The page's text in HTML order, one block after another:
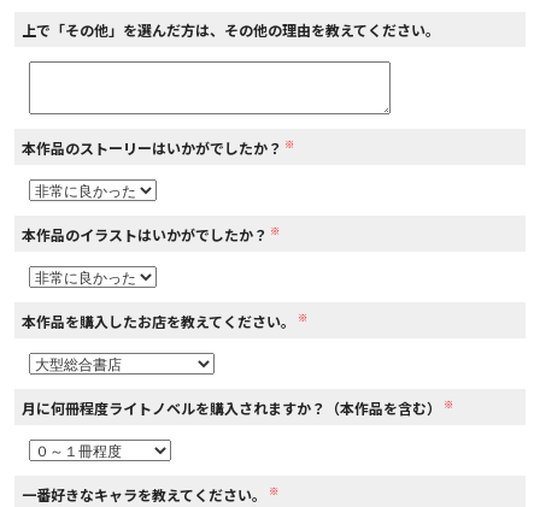
コミックパルフェ
閉じる
上で「その他」を選んだ方は、その他の理由を教えてください。
本作品のストーリーはいかがでしたか？ ※
本作品のイラストはいかがでしたか？ ※
本作品を購入したお店を教えてください。 ※
月に何冊程度ライトノベルを購入されますか？（本作品を含む） ※
一番好きなキャラを教えてください。 ※